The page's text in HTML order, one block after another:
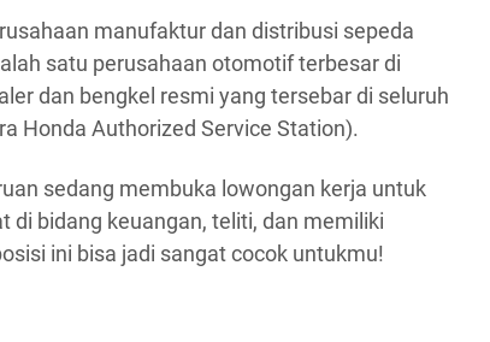
manufaktur dan distribusi sepeda
satu perusahaan otomotif terbesar di
dan bengkel resmi yang tersebar di seluruh
Honda Authorized Service Station).
sedang membuka lowongan kerja untuk
di bidang keuangan, teliti, dan memiliki
ini bisa jadi sangat cocok untukmu!